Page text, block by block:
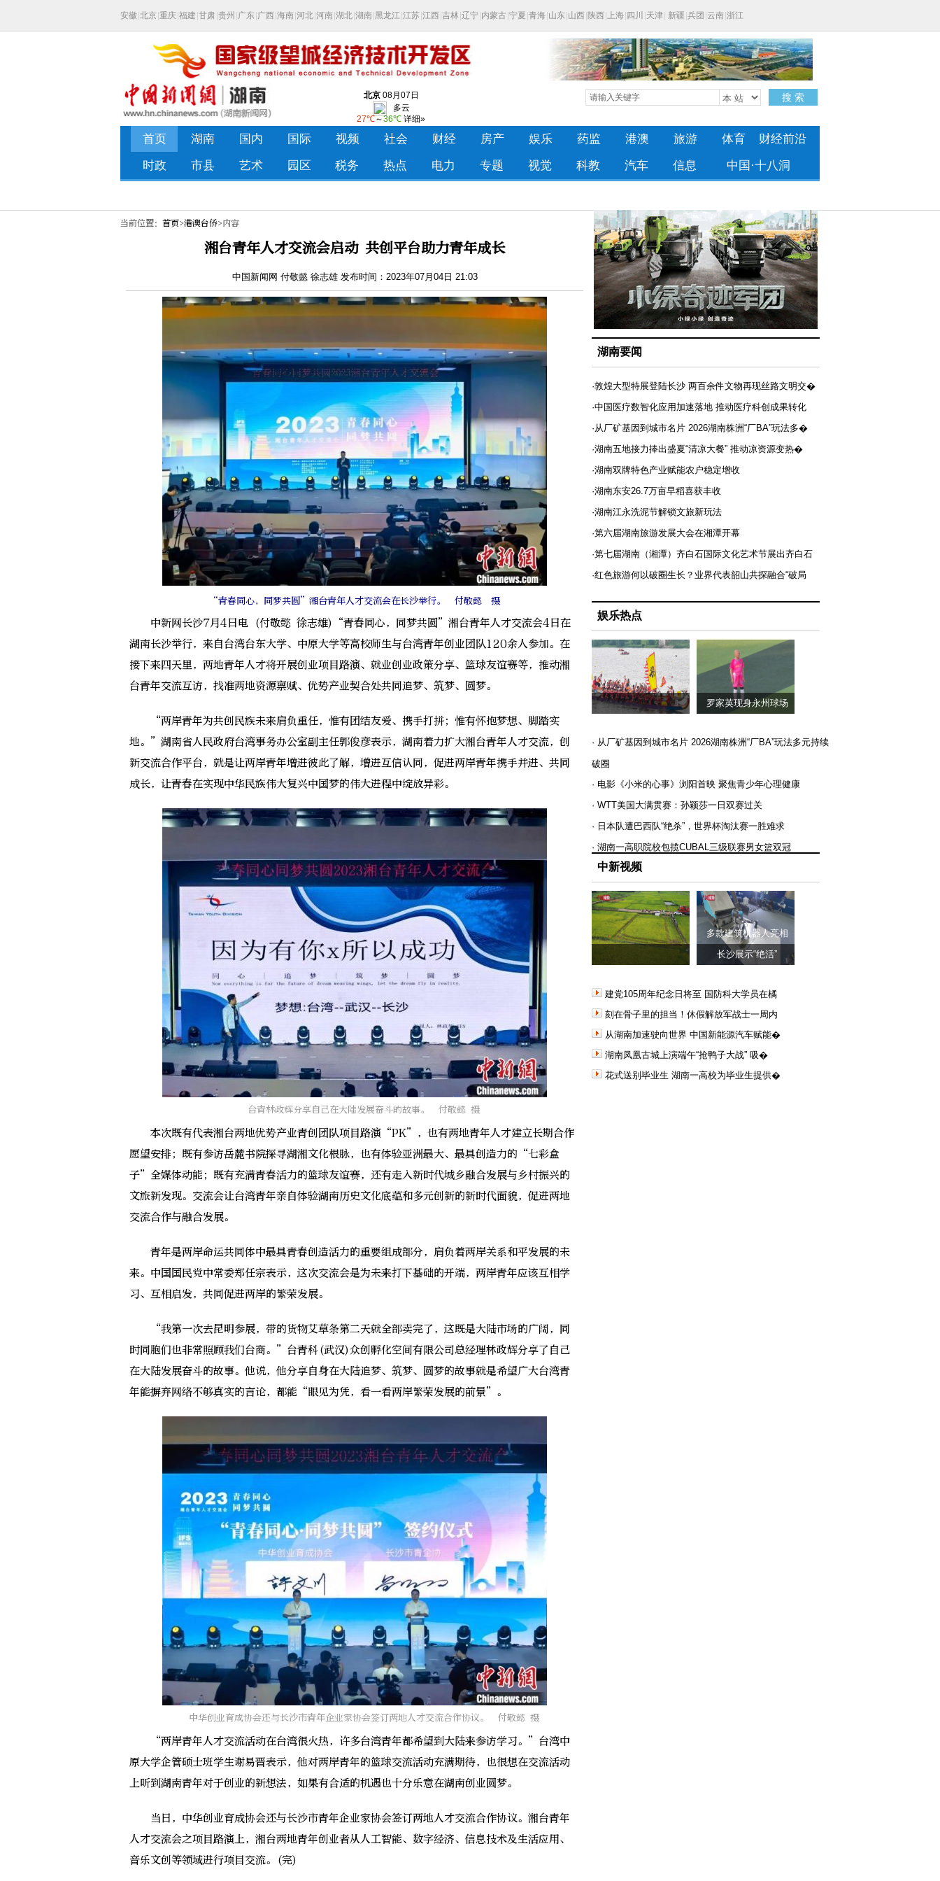
当前位置： 首页>港澳台侨>内容
湘台青年人才交流会启动 共创平台助力青年成长
中国新闻网 付敬懿 徐志雄 发布时间：2023年07月04日 21:03
“青春同心，同梦共圆”湘台青年人才交流会在长沙举行。 付敬懿 摄
中新网长沙7月4日电 (付敬懿 徐志雄)“青春同心，同梦共圆”湘台青年人才交流会4日在
湖南长沙举行，来自台湾台东大学、中原大学等高校师生与台湾青年创业团队120余人参加。在
接下来四天里，两地青年人才将开展创业项目路演、就业创业政策分享、篮球友谊赛等，推动湘
台青年交流互访，找准两地资源禀赋、优势产业契合处共同追梦、筑梦、圆梦。
“两岸青年为共创民族未来肩负重任，惟有团结友爱、携手打拼；惟有怀抱梦想、脚踏实
地。”湖南省人民政府台湾事务办公室副主任郭俊彦表示，湖南着力扩大湘台青年人才交流，创
新交流合作平台，就是让两岸青年增进彼此了解，增进互信认同，促进两岸青年携手并进、共同
成长，让青春在实现中华民族伟大复兴中国梦的伟大进程中绽放异彩。
台青林政辉分享自己在大陆发展奋斗的故事。 付敬懿 摄
本次既有代表湘台两地优势产业青创团队项目路演“PK”，也有两地青年人才建立长期合作
愿望安排；既有参访岳麓书院探寻湖湘文化根脉，也有体验亚洲最大、最具创造力的“七彩盒
子”全媒体动能；既有充满青春活力的篮球友谊赛，还有走入新时代城乡融合发展与乡村振兴的
文旅新发现。交流会让台湾青年亲自体验湖南历史文化底蕴和多元创新的新时代面貌，促进两地
交流合作与融合发展。
青年是两岸命运共同体中最具青春创造活力的重要组成部分，肩负着两岸关系和平发展的未
来。中国国民党中常委郑任宗表示，这次交流会是为未来打下基础的开端，两岸青年应该互相学
习、互相启发，共同促进两岸的繁荣发展。
“我第一次去昆明参展，带的货物艾草条第二天就全部卖完了，这既是大陆市场的广阔，同
时同胞们也非常照顾我们台商。”台青科(武汉)众创孵化空间有限公司总经理林政辉分享了自己
在大陆发展奋斗的故事。他说，他分享自身在大陆追梦、筑梦、圆梦的故事就是希望广大台湾青
年能摒弃网络不够真实的言论，都能“眼见为凭，看一看两岸繁荣发展的前景”。
中华创业育成协会还与长沙市青年企业家协会签订两地人才交流合作协议。 付敬懿 摄
“两岸青年人才交流活动在台湾很火热，许多台湾青年都希望到大陆来参访学习。”台湾中
原大学企管硕士班学生谢易晋表示，他对两岸青年的篮球交流活动充满期待，也很想在交流活动
上听到湖南青年对于创业的新想法，如果有合适的机遇也十分乐意在湖南创业圆梦。
当日，中华创业育成协会还与长沙市青年企业家协会签订两地人才交流合作协议。湘台青年
人才交流会之项目路演上，湘台两地青年创业者从人工智能、数字经济、信息技术及生活应用、
音乐文创等领域进行项目交流。(完)
湖南要闻
·敦煌大型特展登陆长沙 两百余件文物再现丝路文明交�
·中国医疗数智化应用加速落地 推动医疗科创成果转化
·从厂矿基因到城市名片 2026湖南株洲“厂BA”玩法多�
·湖南五地接力捧出盛夏“清凉大餐” 推动凉资源变热�
·湖南双牌特色产业赋能农户稳定增收
·湖南东安26.7万亩早稻喜获丰收
·湖南江永洗泥节解锁文旅新玩法
·第六届湖南旅游发展大会在湘潭开幕
·第七届湖南（湘潭）齐白石国际文化艺术节展出齐白石
·红色旅游何以破圈生长？业界代表韶山共探融合“破局
娱乐热点
罗家英现身永州球场
· 从厂矿基因到城市名片 2026湖南株洲“厂BA”玩法多元持续
破圈
· 电影《小米的心事》浏阳首映 聚焦青少年心理健康
· WTT美国大满贯赛：孙颖莎一日双赛过关
· 日本队遭巴西队“绝杀”，世界杯淘汰赛一胜难求
· 湖南一高职院校包揽CUBAL三级联赛男女篮双冠
中新视频
多款建筑机器人亮相
长沙展示“绝活”
建党105周年纪念日将至 国防科大学员在橘
刻在骨子里的担当！休假解放军战士一周内
从湖南加速驶向世界 中国新能源汽车赋能�
湖南凤凰古城上演端午“抢鸭子大战” 吸�
花式送别毕业生 湖南一高校为毕业生提供�